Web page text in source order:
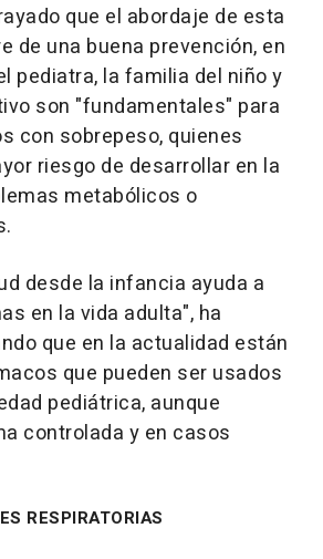
que el abordaje de esta
de una buena prevención, en
pediatra, la familia del niño y
son "fundamentales" para
con sobrepeso, quienes
riesgo de desarrollar en la
metabólicos o
desde la infancia ayuda a
en la vida adulta", ha
que en la actualidad están
que pueden ser usados
pediátrica, aunque
controlada y en casos
RESPIRATORIAS